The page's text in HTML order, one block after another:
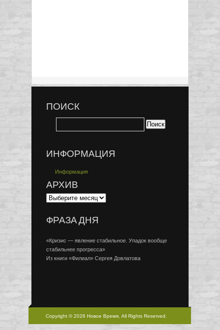
ПОИСК
ИНФОРМАЦИЯ
Информация
АРХИВ
ФРАЗА ДНЯ
«Кризис — явление стабильное. Упадок вообще
стабильнее прогресса»
Из книги «Филиал» Сергея Довлатова
Copyright © 2026 Новое Время, All Rights Reserved.